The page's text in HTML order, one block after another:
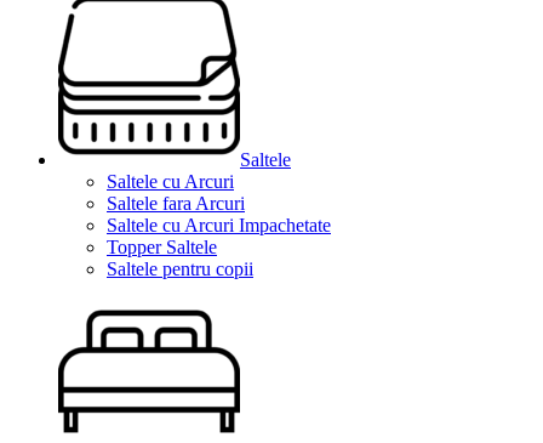
Saltele
Saltele cu Arcuri
Saltele fara Arcuri
Saltele cu Arcuri Impachetate
Topper Saltele
Saltele pentru copii